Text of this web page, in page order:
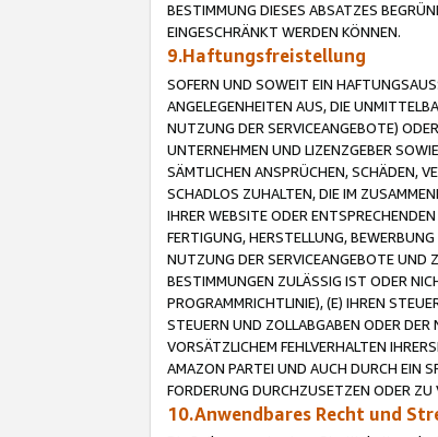
BESTIMMUNG DIESES ABSATZES
EINGESCHRÄNKT WERDEN KÖNNEN.
9.Haftungsfreistellung
SOFERN UND SOWEIT EIN
ANGELEGENHEITEN AUS, DIE
NUTZUNG DER SERVICEANGEBOTE)
UNTERNEHMEN UND LIZENZGEBER
SÄMTLICHEN ANSPRÜCHEN, SCHÄDEN,
SCHADLOS ZUHALTEN, DIE IM
IHRER WEBSITE ODER
FERTIGUNG, HERSTELLUNG,
NUTZUNG DER SERVICEANGEBOTE UND
BESTIMMUNGEN ZULÄSSIG IST ODER
PROGRAMMRICHTLINIE), (E) IHREN
STEUERN UND ZOLLABGABEN ODER DER
VORSÄTZLICHEM FEHLVERHALTEN
AMAZON PARTEI UND AUCH DURCH EIN
FORDERUNG DURCHZUSETZEN ODER
10.Anwendbares Recht und